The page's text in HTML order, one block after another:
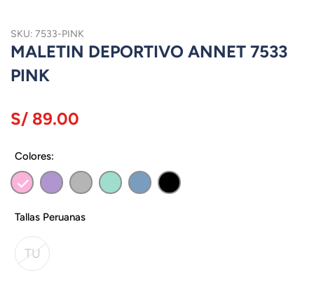
SKU: 7533-PINK
MALETIN DEPORTIVO ANNET 7533
PINK
S/ 89.00
Colores:
Tallas Peruanas
TU